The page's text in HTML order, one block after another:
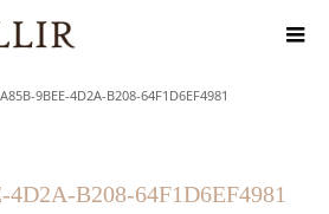
9BEE-4D2A-B208-64F1D6EF4981
B208-64F1D6EF4981